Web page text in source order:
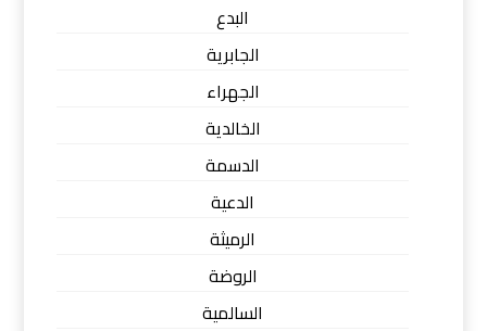
البدع
الجابرية
الجهراء
الخالدية
الدسمة
الدعية
الرميثة
الروضة
السالمية